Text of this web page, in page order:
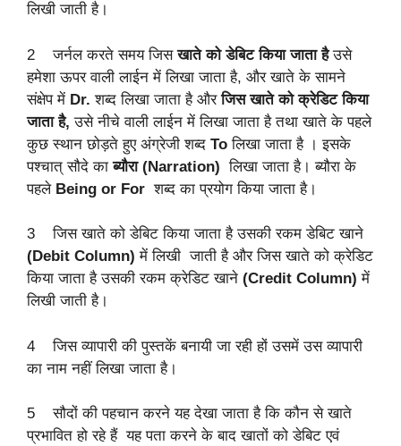
लिखी जाती है।
2 जर्नल करते समय जिसखाते को डेबिट किया जाता हैउसे
हमेशा ऊपर वाली लाईन में लिखा जाता है, और खाते के सामने
संक्षेप में Dr. शब्द लिखा जाता है औरजिस खाते को क्रेडिट किया
जाता है, उसे नीचे वाली लाईन में लिखा जाता है तथा खाते के पहले
कुछ स्थान छोड़ते हुए अंग्रेजी शब्द To लिखा जाता है । इसके
पश्चात् सौदे काब्यौरा (Narration) लिखा जाता है। ब्यौरा के
पहले Being or For शब्द का प्रयोग किया जाता है।
3 जिस खाते को डेबिट किया जाता है उसकी रकम डेबिट खाने
(Debit Column) में लिखी जाती है और जिस खाते को क्रेडिट
किया जाता है उसकी रकम क्रेडिट खाने (Credit Column) में
लिखी जाती है।
4 जिस व्यापारी की पुस्तकें बनायी जा रही हों उसमें उस व्यापारी
का नाम नहीं लिखा जाता है।
5 सौदों की पहचान करने यह देखा जाता है कि कौन से खाते
प्रभावित हो रहे हैं यह पता करने के बाद खातों को डेबिट एवं